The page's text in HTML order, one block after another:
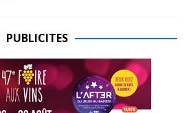
PUBLICITES